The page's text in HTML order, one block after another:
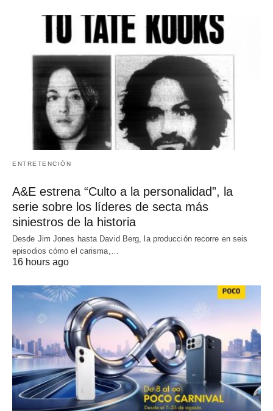
ENTRETENCIÓN
A&E estrena “Culto a la personalidad”, la
serie sobre los líderes de secta más
siniestros de la historia
Desde Jim Jones hasta David Berg, la producción recorre en seis
episodios cómo el carisma,…
16 hours ago